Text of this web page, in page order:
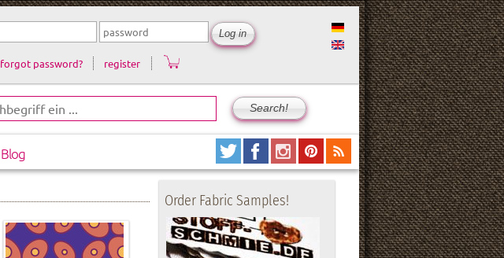
forgot password? register
Blog
Order Fabric Samples!